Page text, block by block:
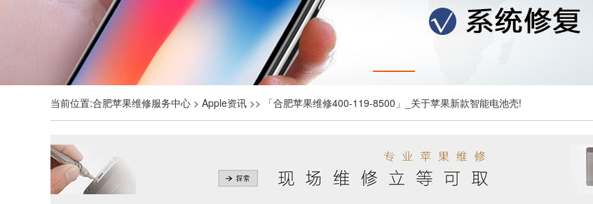
当前位置:合肥苹果维修服务中心 > Apple资讯 >> 「合肥苹果维修400-119-8500」_关于苹果新款智能电池壳!